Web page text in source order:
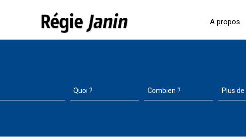
A propos